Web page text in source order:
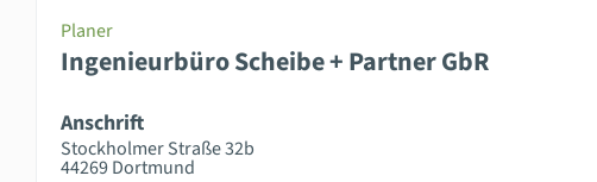
Planer
Ingenieurbüro Scheibe + Partner GbR
Anschrift
Stockholmer Straße 32b
44269 Dortmund